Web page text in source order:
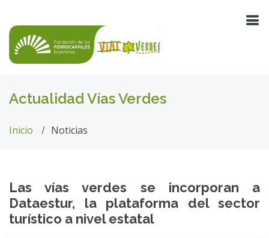
Actualidad Vías Verdes
Inicio Noticias
Las vías verdes se incorporan a
Dataestur, la plataforma del sector
turístico a nivel estatal